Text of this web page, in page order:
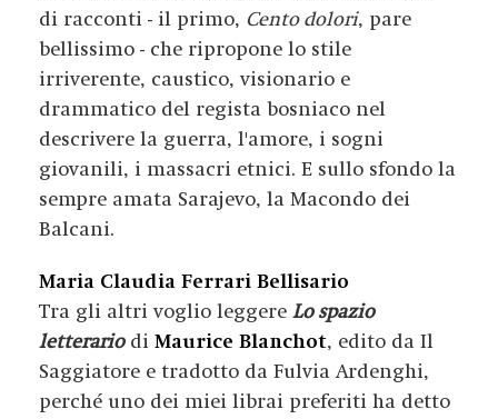
di racconti - il primo, Cento dolori, pare
bellissimo - che ripropone lo stile
irriverente, caustico, visionario e
drammatico del regista bosniaco nel
descrivere la guerra, l'amore, i sogni
giovanili, i massacri etnici. E sullo sfondo la
sempre amata Sarajevo, la Macondo dei
Balcani.
Maria Claudia Ferrari Bellisario
Tra gli altri voglio leggere Lo spazio
letterariodi Maurice Blanchot, edito da Il
Saggiatore e tradotto da Fulvia Ardenghi,
perché uno dei miei librai preferiti ha detto